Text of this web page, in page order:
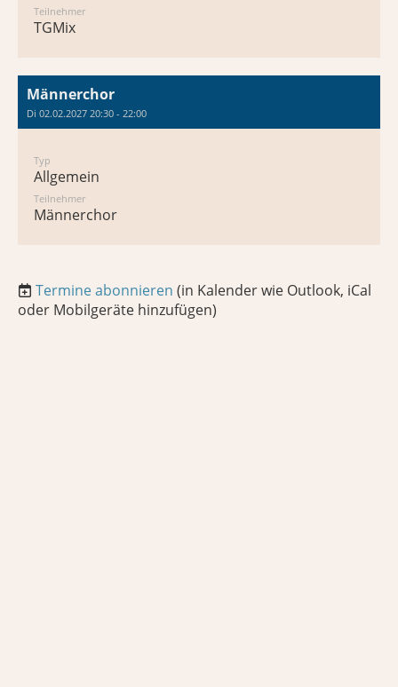
Teilnehmer
TGMix
Männerchor
Di 02.02.2027 20:30 - 22:00
Typ
Allgemein
Teilnehmer
Männerchor
Termine abonnieren (in Kalender wie Outlook, iCal
oder Mobilgeräte hinzufügen)